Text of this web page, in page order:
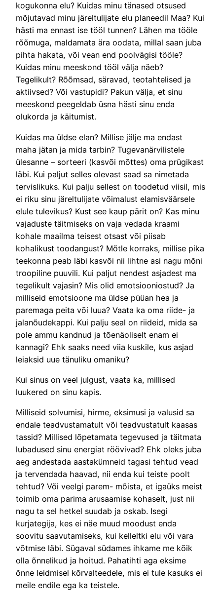
kogukonna elu? Kuidas minu tänased otsused
mõjutavad minu järeltulijate elu planeedil Maa? Kui
hästi ma ennast ise tööl tunnen? Lähen ma tööle
rõõmuga, maldamata ära oodata, millal saan juba
pihta hakata, või vean end poolvägisi tööle?
Kuidas minu meeskond tööl välja näeb?
Tegelikult? Rõõmsad, säravad, teotahtelised ja
aktiivsed? Või vastupidi? Pakun välja, et sinu
meeskond peegeldab üsna hästi sinu enda
olukorda ja käitumist.
Kuidas ma üldse elan? Millise jälje ma endast
maha jätan ja mida tarbin? Tugevanärvilistele
ülesanne – sorteeri (kasvõi mõttes) oma prügikast
läbi. Kui paljut selles olevast saad sa nimetada
tervislikuks. Kui palju sellest on toodetud viisil, mis
ei riku sinu järeltulijate võimalust elamisväärsele
elule tulevikus? Kust see kaup pärit on? Kas minu
vajaduste täitmiseks on vaja vedada kraami
kohale maailma teisest otsast või piisab
kohalikust toodangust? Mõtle korraks, millise pika
teekonna peab läbi kasvõi nii lihtne asi nagu mõni
troopiline puuvili. Kui paljut nendest asjadest ma
tegelikult vajasin? Mis olid emotsiooniostud? Ja
milliseid emotsioone ma üldse püüan hea ja
paremaga peita või luua? Vaata ka oma riide- ja
jalanõudekappi. Kui palju seal on riideid, mida sa
pole ammu kandnud ja tõenäoliselt enam ei
kannagi? Ehk saaks need viia kuskile, kus asjad
leiaksid uue tänuliku omaniku?
Kui sinus on veel julgust, vaata ka, millised
luukered on sinu kapis.
Milliseid solvumisi, hirme, eksimusi ja valusid sa
endale teadvustamatult või teadvustatult kaasas
tassid? Millised lõpetamata tegevused ja täitmata
lubadused sinu energiat röövivad? Ehk oleks juba
aeg andestada aastakümneid tagasi tehtud vead
ja tervendada haavad, nii enda kui teiste poolt
tehtud? Või veelgi parem- mõista, et igaüks meist
toimib oma parima arusaamise kohaselt, just nii
nagu ta sel hetkel suudab ja oskab. Isegi
kurjategija, kes ei näe muud moodust enda
soovitu saavutamiseks, kui kelleltki elu või vara
võtmise läbi. Sügaval südames ihkame me kõik
olla õnnelikud ja hoitud. Pahatihti aga eksime
õnne leidmisel kõrvalteedele, mis ei tule kasuks ei
meile endile ega ka teistele.